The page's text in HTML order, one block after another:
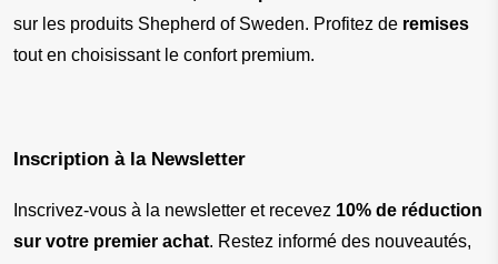
sur les produits Shepherd of Sweden. Profitez de remises
tout en choisissant le confort premium.
Inscription à la Newsletter
Inscrivez-vous à la newsletter et recevez 10% de réduction
sur votre premier achat